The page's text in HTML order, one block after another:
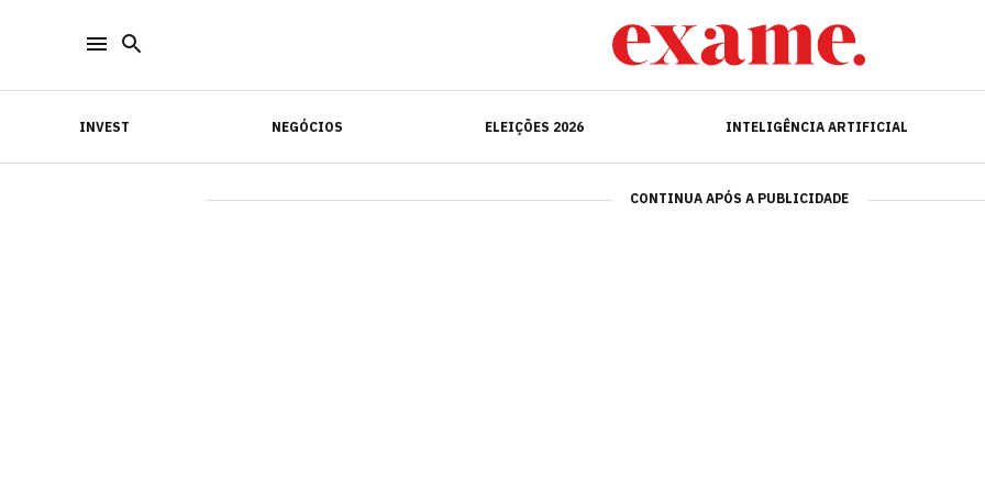
INVEST NEGÓCIOS ELEIÇÕES 2026 INTELIGÊNCIA ARTIFICIAL
INVEST INTELIGÊNCIA ARTIFICIAL
CONTINUA APÓS A PUBLICIDADE